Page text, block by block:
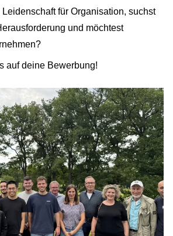
für Organisation, suchst
und möchtest
auf deine Bewerbung!